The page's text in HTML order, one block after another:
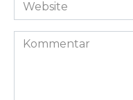
Kommentar